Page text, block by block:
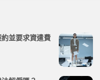
並要求資遣費